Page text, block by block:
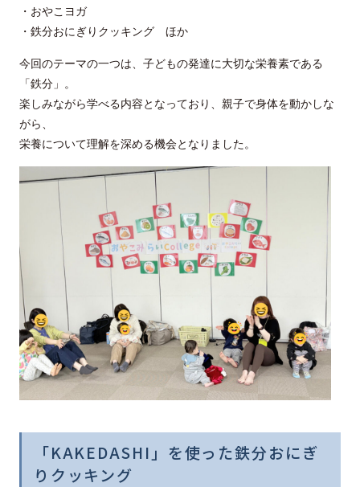
・おやこヨガ
・鉄分おにぎりクッキング ほか
今回のテーマの一つは、子どもの発達に大切な栄養素である
「鉄分」。
楽しみながら学べる内容となっており、親子で身体を動かしな
がら、
栄養について理解を深める機会となりました。
「KAKEDASHI」を使った鉄分おにぎ
りクッキング